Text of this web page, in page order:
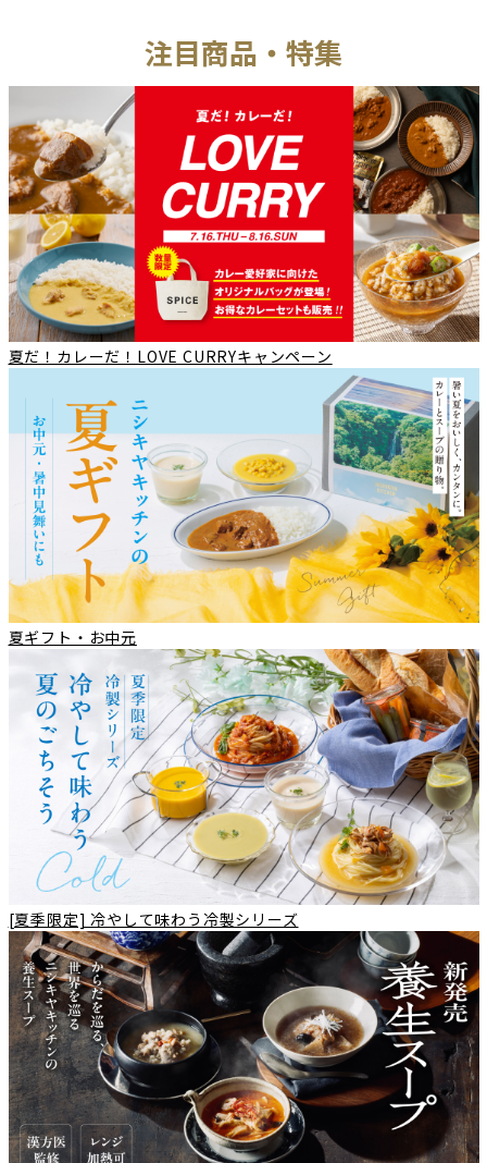
注目商品・特集
夏だ！カレーだ！LOVE CURRYキャンペーン
夏ギフト・お中元
[夏季限定] 冷やして味わう冷製シリーズ